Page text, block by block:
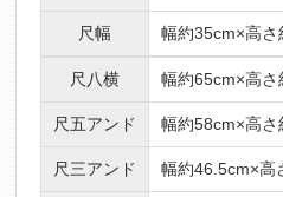
尺幅 幅約35cm×高さ
尺八横 幅約65cm×高さ
尺五アンド 幅約58cm×高さ
尺三アンド 幅約46.5cm×高